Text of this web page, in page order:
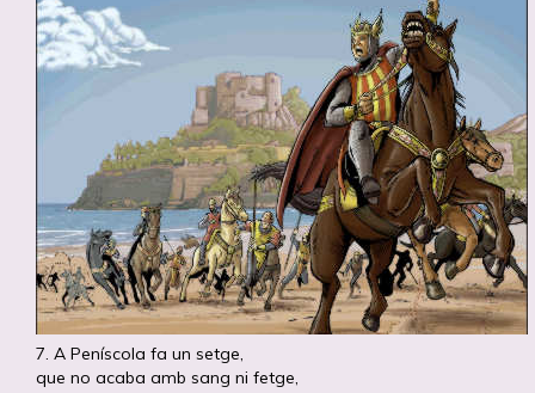
7. A Peníscola fa un setge,
que no acaba amb sang ni fetge,